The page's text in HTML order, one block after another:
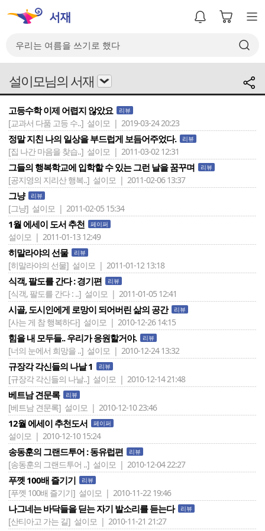
설이모님의 서재
고등수학 이제 어렵지 않았요 리뷰
[교과서 다품 고등 수..] 설이모 | 2019-03-24 20:23
정말 지친 나의 일상을 부드럽게 보듬어주었다. 리뷰
[집 나간 마음을 찾습..] 설이모 | 2011-03-02 12:31
그들의 행복학교에 입학할 수 있는 그런 날을 꿈꾸며 리뷰
[공지영의 지리산 행복..] 설이모 | 2011-02-06 13:37
그냥 리뷰
[그냥] 설이모 | 2011-02-05 15:34
1월 에세이 도서 추천 페이퍼
설이모 | 2011-01-13 12:49
히말라야의 선물 리뷰
[히말라야의 선물] 설이모 | 2011-01-12 13:18
식객, 팔도를 간다 : 경기편 리뷰
[식객, 팔도를 간다 : ..] 설이모 | 2011-01-05 12:41
시골, 도시인에게 로망이 되어버린 삶의 공간 리뷰
[사는 게 참 행복하다] 설이모 | 2010-12-26 14:15
힘을 내 모두들.. 우리가 응원할거야. 리뷰
[너의 눈에서 희망을 ..] 설이모 | 2010-12-24 13:32
규장각 각신들의 나날 1 리뷰
[규장각 각신들의 나날..] 설이모 | 2010-12-14 21:48
베트남 견문록 리뷰
[베트남 견문록] 설이모 | 2010-12-10 23:46
12월 에세이 추천도서 페이퍼
설이모 | 2010-12-10 15:24
송동훈의 그랜드투어 : 동유럽편 리뷰
[송동훈의 그랜드투어 ..] 설이모 | 2010-12-04 22:27
푸껫 100배 즐기기 리뷰
[푸껫 100배 즐기기] 설이모 | 2010-11-22 19:46
나그네는 바닥들을 딛는 자기 발소리를 듣는다 리뷰
[산티아고 가는 길] 설이모 | 2010-11-21 21:27